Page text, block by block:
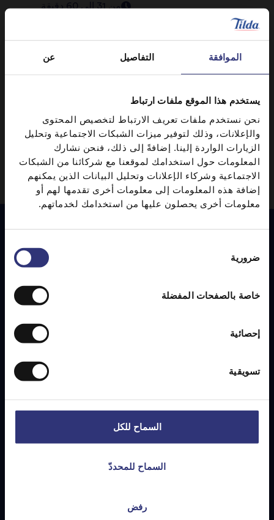
الموافقة التفاصيل عن
يستخدم هذا الموقع ملفات ارتباط
نحن نستخدم ملفات تعريف الارتباط لتخصيص المحتوى
والإعلانات، وذلك لتوفير ميزات الشبكات الاجتماعية وتحليل
الزيارات الواردة إلينا. إضافةً إلى ذلك، فنحن نشارك
المعلومات حول استخدامك لموقعنا مع شركائنا من الشبكات
الاجتماعية وشركاء الإعلانات وتحليل البيانات الذين يمكنهم
إضافة هذه المعلومات إلى معلومات أخرى تقدمها لهم أو
معلومات أخرى يحصلون عليها من استخدامك لخدماتهم.
الموافقة
ضرورية
خاصة بالصفحات المفضلة
إحصائية
تسويقية
السماح للكل
السماح للمحددّ
رفض
من 31 إلى 60 دقيقة
من 31 إلى 60 دقيقة
دجاج بالكاري لذيذ